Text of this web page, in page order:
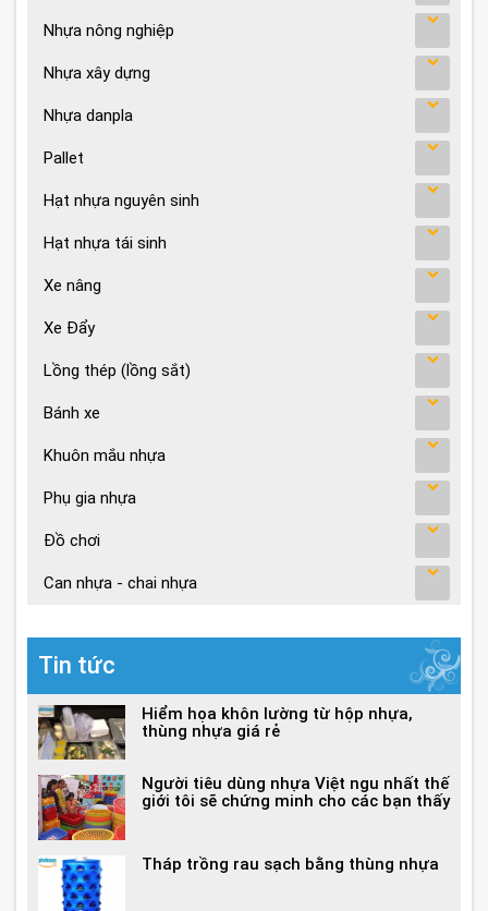
Nhựa nông nghiệp
Nhựa xây dựng
Nhựa danpla
Pallet
Hạt nhựa nguyên sinh
Hạt nhựa tái sinh
Xe nâng
Xe Đẩy
Lồng thép (lồng sắt)
Bánh xe
Khuôn mắu nhựa
Phụ gia nhựa
Đồ chơi
Can nhựa - chai nhựa
Tin tức
Hiểm họa khôn lường từ hộp nhựa,
thùng nhựa giá rẻ
Người tiêu dùng nhựa Việt ngu nhất thế
giới tôi sẽ chứng minh cho các bạn thấy
Tháp trồng rau sạch bằng thùng nhựa